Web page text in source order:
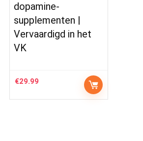
dopamine-
supplementen |
Vervaardigd in het
VK
€29.99